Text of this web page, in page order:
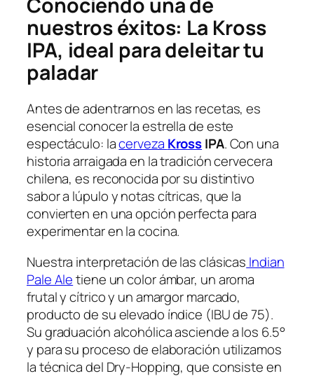
nuestros éxitos: La Kross
IPA, ideal para deleitar tu
paladar
Antes de adentrarnos en las recetas, es
esencial conocer la estrella de este
espectáculo: lacerveza KrossIPA. Con una
historia arraigada en la tradición cervecera
chilena, es reconocida por su distintivo
sabor a lúpulo y notas cítricas, que la
convierten en una opción perfecta para
experimentar en la cocina.
Nuestra interpretación de las clásicas Indian
Pale Aletiene un color ámbar, un aroma
frutal y cítrico y un amargor marcado,
producto de su elevado índice (IBU de 75).
Su graduación alcohólica asciende a los 6.5°
y para su proceso de elaboración utilizamos
la técnica del Dry-Hopping, que consiste en